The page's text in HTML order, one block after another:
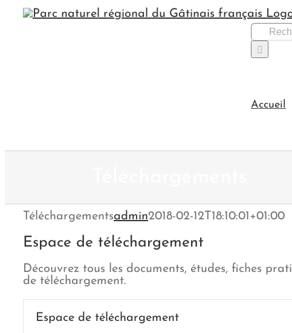
Passer
Accueil
Téléchargementsadmin2018-02-12T18:10:01+01:00
Espace de téléchargement
Découvrez tous les documents, études, fiches
de téléchargement.
Espace de téléchargement